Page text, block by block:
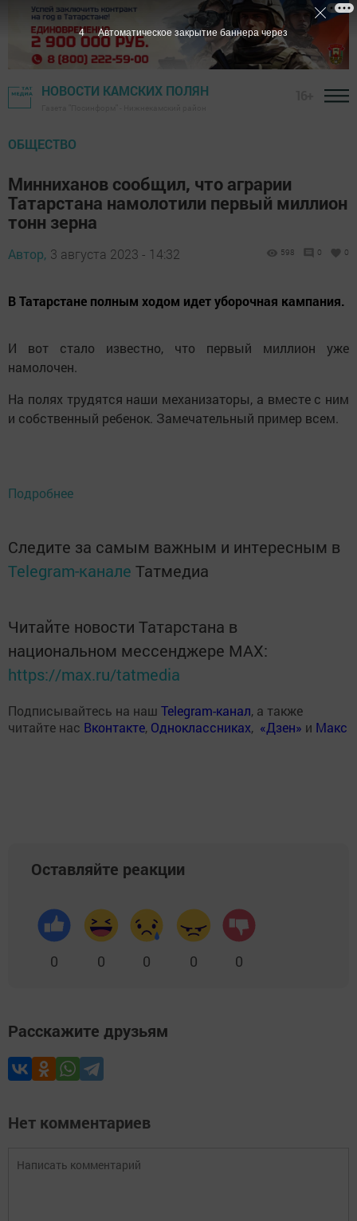
НОВОСТИ КАМСКИХ ПОЛЯН
ОБЩЕСТВО
Минниханов сообщил, что аграрии
Татарстана намолотили первый миллион
тонн зерна
Автор, 3 августа 2023 - 14:32 598 0 0
В Татарстане полным ходом идет уборочная кампания.
И вот стало известно, что первый миллион уже
намолочен.
На полях трудятся наши механизаторы, а вместе с ним
и собственный ребенок. Замечательный пример всем.
Подробнее
Следите за самым важным и интересным в
Telegram-канале Татмедиа
Читайте новости Татарстана в
национальном мессенджере MАХ:
https://max.ru/tatmedia
Подписывайтесь на наш Telegram-канал, а также
читайте нас Вконтакте, Одноклассниках, «Дзен» и Макс
Оставляйте реакции
0 0 0 0 0
Расскажите друзьям
Нет комментариев
3 Автоматическое закрытие баннера через